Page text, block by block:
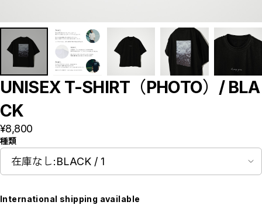
UNISEX T-SHIRT（PHOTO）/ BLA
CK
¥8,800
種類
International shipping available